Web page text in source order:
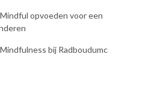
opvoeden voor een
bij Radboudumc